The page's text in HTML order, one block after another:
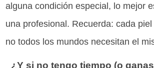
alguna condición especial, lo mejor
una profesional. Recuerda: cada
no todos los mundos necesitan el
¿Y si no tengo tiempo (o